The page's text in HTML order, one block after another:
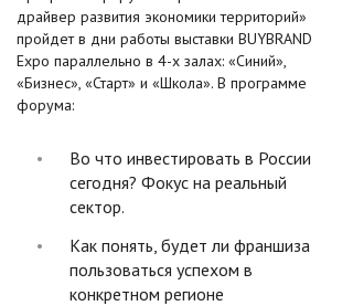
драйвер развития экономики территорий»
пройдет в дни работы выставки BUYBRAND
Expo параллельно в 4-х залах: «Синий»,
«Бизнес», «Старт» и «Школа». В программе
форума:
Во что инвестировать в России
сегодня? Фокус на реальный
сектор.
Как понять, будет ли франшиза
пользоваться успехом в
конкретном регионе